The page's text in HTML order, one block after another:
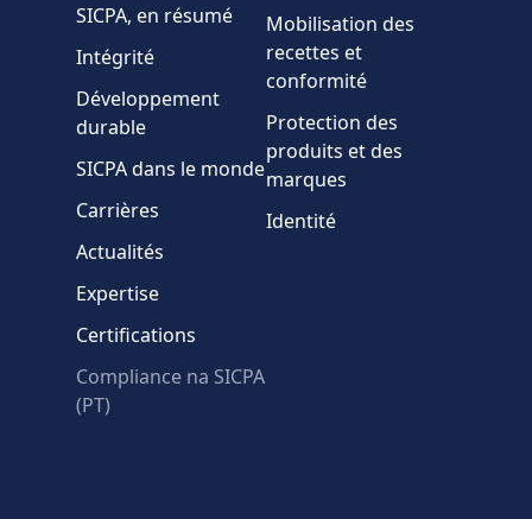
Pays
Message
Échec de la vérification.
Utilisez un autre
SICPA, en résumé
Intégrité
Développement
durable
SICPA dans le monde
Carrières
Actualités
Expertise
Certifications
Compliance na SICPA
(PT)
Mobilisation des
recettes et
conformité
Protection des
produits et des
marques
Identité